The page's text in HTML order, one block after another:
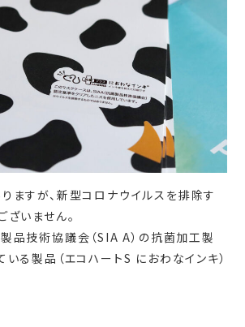
ますが、新型コロナウイルスを排除す
いません。
品技術協議会（SIA A）の抗菌加工製
る製品（エコハートS におわなインキ）